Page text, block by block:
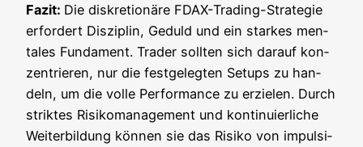
Fazit: Die dis­kre­tio­nä­re FDAX-Tra­ding-Stra­te­gie
erfor­dert Dis­zi­plin, Geduld und ein star­kes men­
ta­les Fun­da­ment. Trader soll­ten sich dar­auf kon­
zen­trie­ren, nur die fest­ge­leg­ten Set­ups zu han­
deln, um die vol­le Per­for­mance zu erzie­len. Durch
strik­tes Risi­ko­ma­nage­ment und kon­ti­nu­ier­li­che
Wei­ter­bil­dung kön­nen sie das Risi­ko von impul­si­